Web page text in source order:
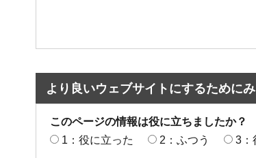
より良いウェブサイトにするために
このページの情報は役に立ちましたか？
1：役に立った
2：ふつう 3：